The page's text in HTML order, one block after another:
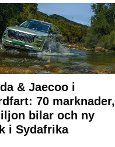
& Jaecoo i
70 marknader,
bilar och ny
i Sydafrika